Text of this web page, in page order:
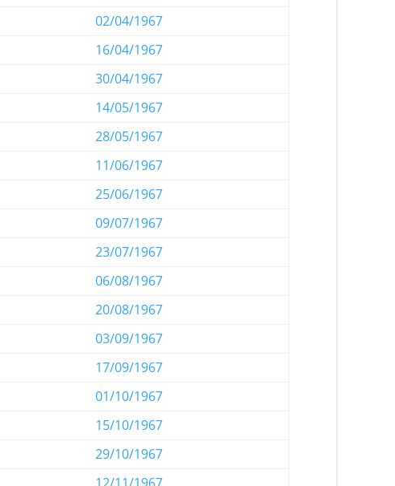
02/04/1967
16/04/1967
30/04/1967
14/05/1967
28/05/1967
11/06/1967
25/06/1967
09/07/1967
23/07/1967
06/08/1967
20/08/1967
03/09/1967
17/09/1967
01/10/1967
15/10/1967
29/10/1967